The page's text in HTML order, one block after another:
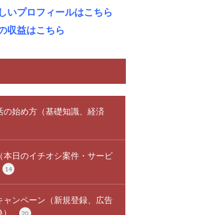
いプロフィールはこちら
収益はこちら
の始め方（基礎知識、経済
本日のイチオシ案件・サービ
14
ャンペーン（新規登録、広告
20